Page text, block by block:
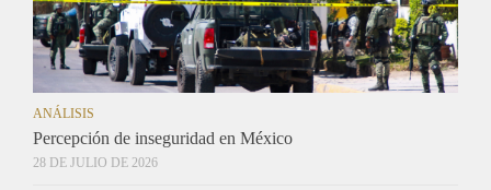
ANÁLISIS
Percepción de inseguridad en México
28 DE JULIO DE 2026